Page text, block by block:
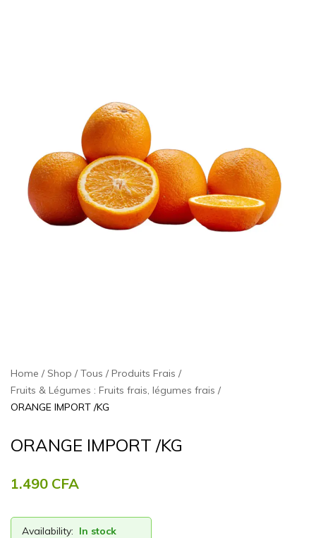
Home Shop Tous
Produits Frais
Fruits & Légumes : Fruits frais, légumes frais
ORANGE IMPORT /KG
ORANGE IMPORT /KG
1.490 CFA
Availability: In stock